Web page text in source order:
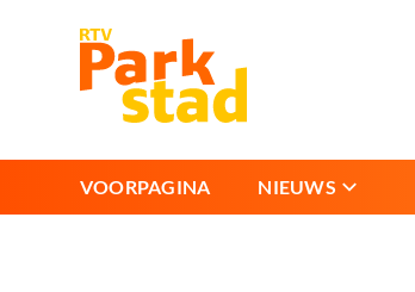
VOORPAGINA NIEUWS